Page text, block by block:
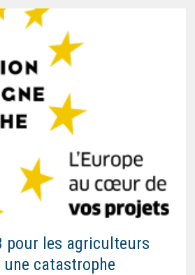
pour les agriculteurs
catastrophe